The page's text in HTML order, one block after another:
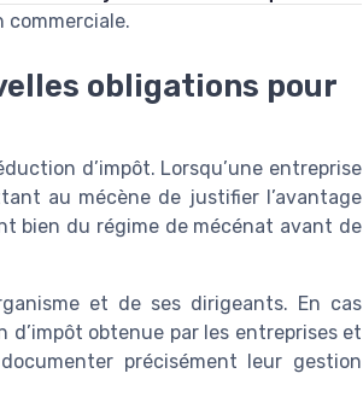
obligations pour
d’impôt. Lorsqu’une entreprise
au mécène de justifier l’avantage
bien du régime de mécénat avant de
et de ses dirigeants. En cas
d’impôt obtenue par les entreprises et
précisément leur gestion